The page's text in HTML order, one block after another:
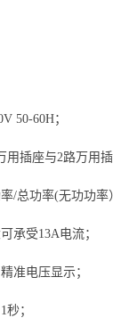
50-60H；
用插座与2路万用插
/总功率(无功功率
承受13A电流；
准电压显示；
；